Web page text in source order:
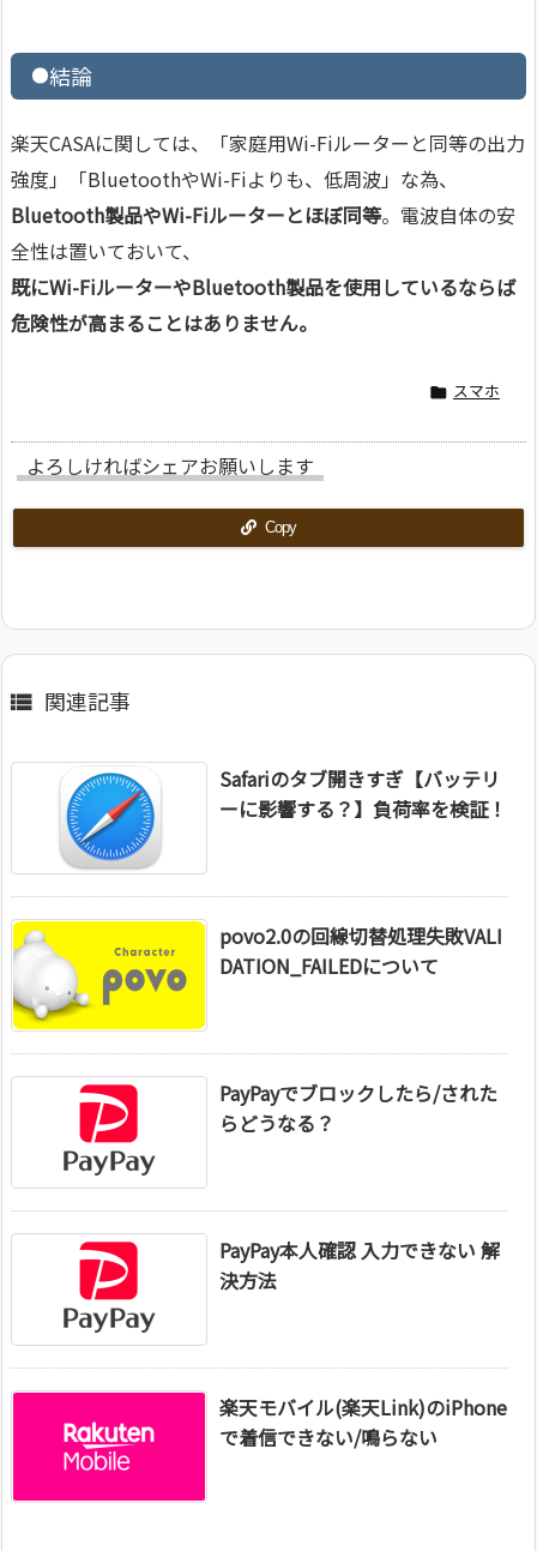
結論
楽天CASAに関しては、「家庭用Wi-Fiルーターと同等の出力
強度」「BluetoothやWi-Fiよりも、低周波」な為、
Bluetooth製品やWi-Fiルーターとほぼ同等。電波自体の安
全性は置いておいて、
既にWi-FiルーターやBluetooth製品を使用しているならば
危険性が高まることはありません。
 スマホ
よろしければシェアお願いします
Copy
 関連記事
Safariのタブ開きすぎ【バッテリ
ーに影響する？】負荷率を検証！
povo2.0の回線切替処理失敗VALI
DATION_FAILEDについて
PayPayでブロックしたら/された
らどうなる？
PayPay本人確認 入力できない 解
決方法
楽天モバイル(楽天Link)のiPhone
で着信できない/鳴らない